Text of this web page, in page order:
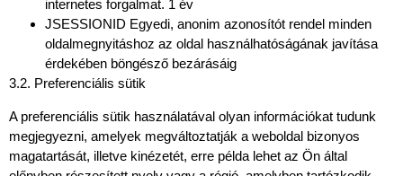
internetes forgalmat. 1 év
JSESSIONID Egyedi, anonim azonosítót rendel minden
oldalmegnyitáshoz az oldal használhatóságának javítása
érdekében böngésző bezárásáig
3.2. Preferenciális sütik
A preferenciális sütik használatával olyan információkat tudunk
megjegyezni, amelyek megváltoztatják a weboldal bizonyos
magatartását, illetve kinézetét, erre példa lehet az Ön által